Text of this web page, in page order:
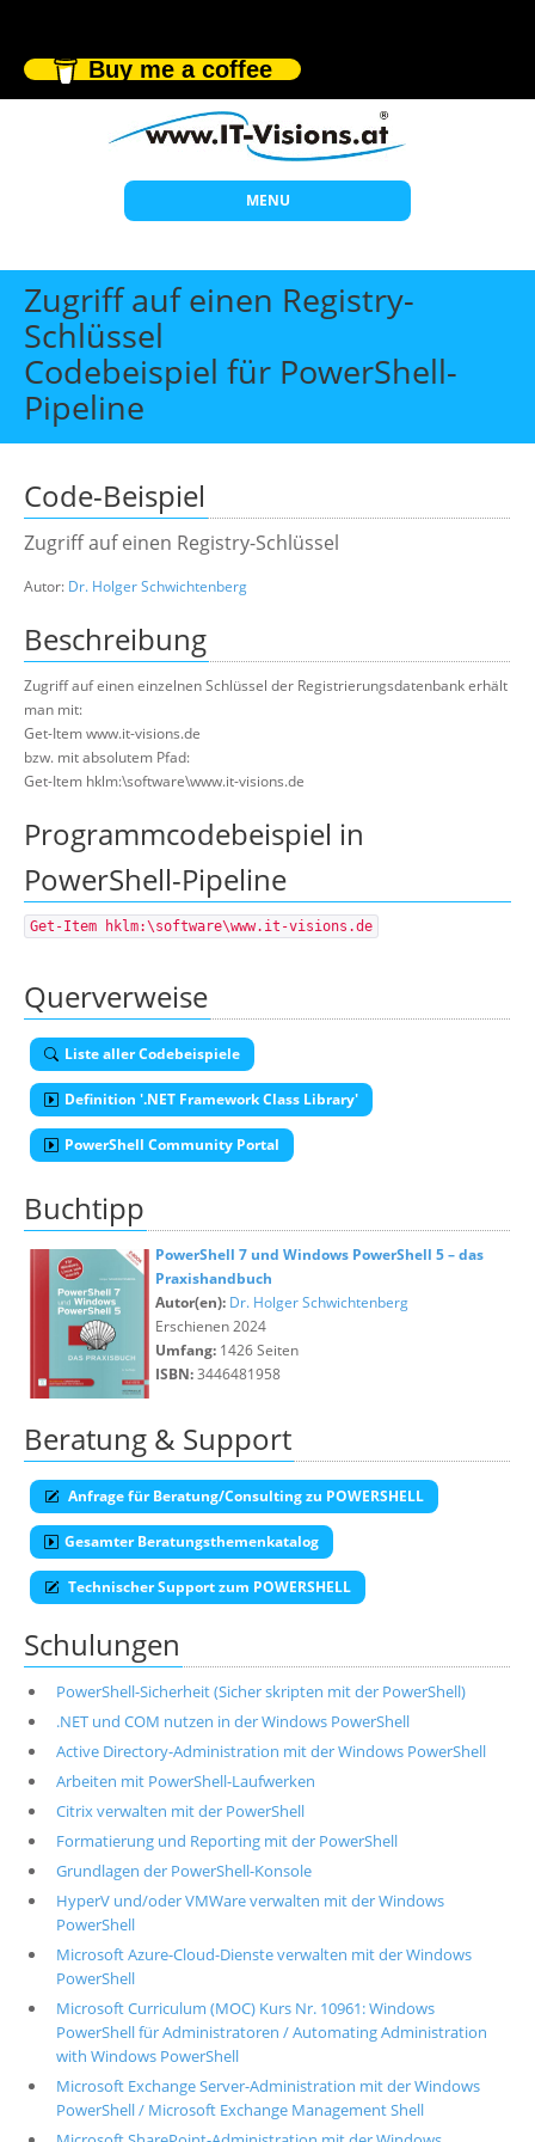
Buy me a coffee
MENU
Start
Themen
Beratung
Offene Seminare
Wissen
Über uns
Zugriff auf einen Registry-
Schlüssel
Codebeispiel für PowerShell-
Pipeline
Code-Beispiel
Zugriff auf einen Registry-Schlüssel
Autor: Dr. Holger Schwichtenberg
Beschreibung
Zugriff auf einen einzelnen Schlüssel der Registrierungsdatenbank erhält
man mit:
Get-Item www.it-visions.de
bzw. mit absolutem Pfad:
Get-Item hklm:\software\www.it-visions.de
Programmcodebeispiel in
PowerShell-Pipeline
Get-Item hklm:\software\www.it-visions.de
Querverweise
Liste aller Codebeispiele
Definition '.NET Framework Class Library'
PowerShell Community Portal
Buchtipp
PowerShell 7 und Windows PowerShell 5 – das
Praxishandbuch
Autor(en): Dr. Holger Schwichtenberg
Erschienen 2024
Umfang: 1426 Seiten
ISBN:3446481958
Beratung & Support
Anfrage für Beratung/Consulting zu POWERSHELL
Gesamter Beratungsthemenkatalog
Technischer Support zum POWERSHELL
Schulungen
PowerShell-Sicherheit (Sicher skripten mit der PowerShell)
.NET und COM nutzen in der Windows PowerShell
Active Directory-Administration mit der Windows PowerShell
Arbeiten mit PowerShell-Laufwerken
Citrix verwalten mit der PowerShell
Formatierung und Reporting mit der PowerShell
Grundlagen der PowerShell-Konsole
HyperV und/oder VMWare verwalten mit der Windows
PowerShell
Microsoft Azure-Cloud-Dienste verwalten mit der Windows
PowerShell
Microsoft Curriculum (MOC) Kurs Nr. 10961: Windows
PowerShell für Administratoren / Automating Administration
with Windows PowerShell
Microsoft Exchange Server-Administration mit der Windows
PowerShell / Microsoft Exchange Management Shell